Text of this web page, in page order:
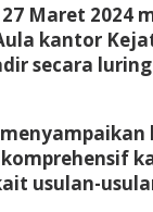
Maret 2024
kantor
secara
usulan-